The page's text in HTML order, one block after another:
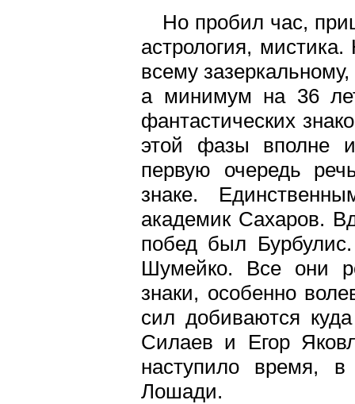
Нo пробил час,
астрология,
всему
а минимум на 36
фантастических
этой фазы вполне
первую очередь
знаке.
академик Сахаров.
побед был
Шумейко. Все они
знаки, особенно
сил добиваются
Силаев и Егор
наступило время,
Лошади.